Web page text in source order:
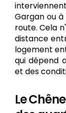
Gargan ou
route. Cela
distance
logement
qui dépend
et des
Le